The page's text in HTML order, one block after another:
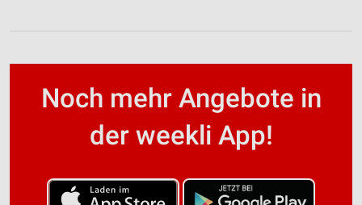
Noch mehr Angebote in
der weekli App!